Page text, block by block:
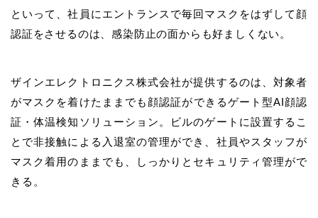
といって、社員にエントランスで毎回マスクをはずして顔
認証をさせるのは、感染防止の面からも好ましくない。
ザインエレクトロニクス株式会社が提供するのは、対象者
がマスクを着けたままでも顔認証ができるゲート型AI顔認
証・体温検知ソリューション。ビルのゲートに設置するこ
とで非接触による入退室の管理ができ、社員やスタッフが
マスク着用のままでも、しっかりとセキュリティ管理がで
きる。